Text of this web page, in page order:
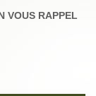
VOUS RAPPEL